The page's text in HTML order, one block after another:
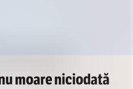
moare niciodată